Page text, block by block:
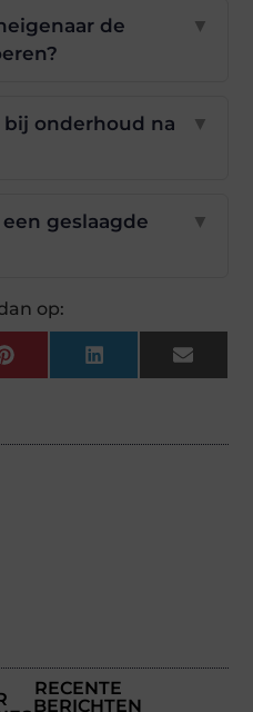
de
▼
onderhoud na
▼
geslaagde
▼
op:
PinterestLinkedInEmail
RECENTE
BERICHTEN